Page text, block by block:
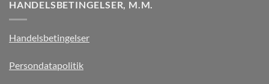
HANDELSBETINGELSER, M.M.
Handelsbetingelser
Persondatapolitik